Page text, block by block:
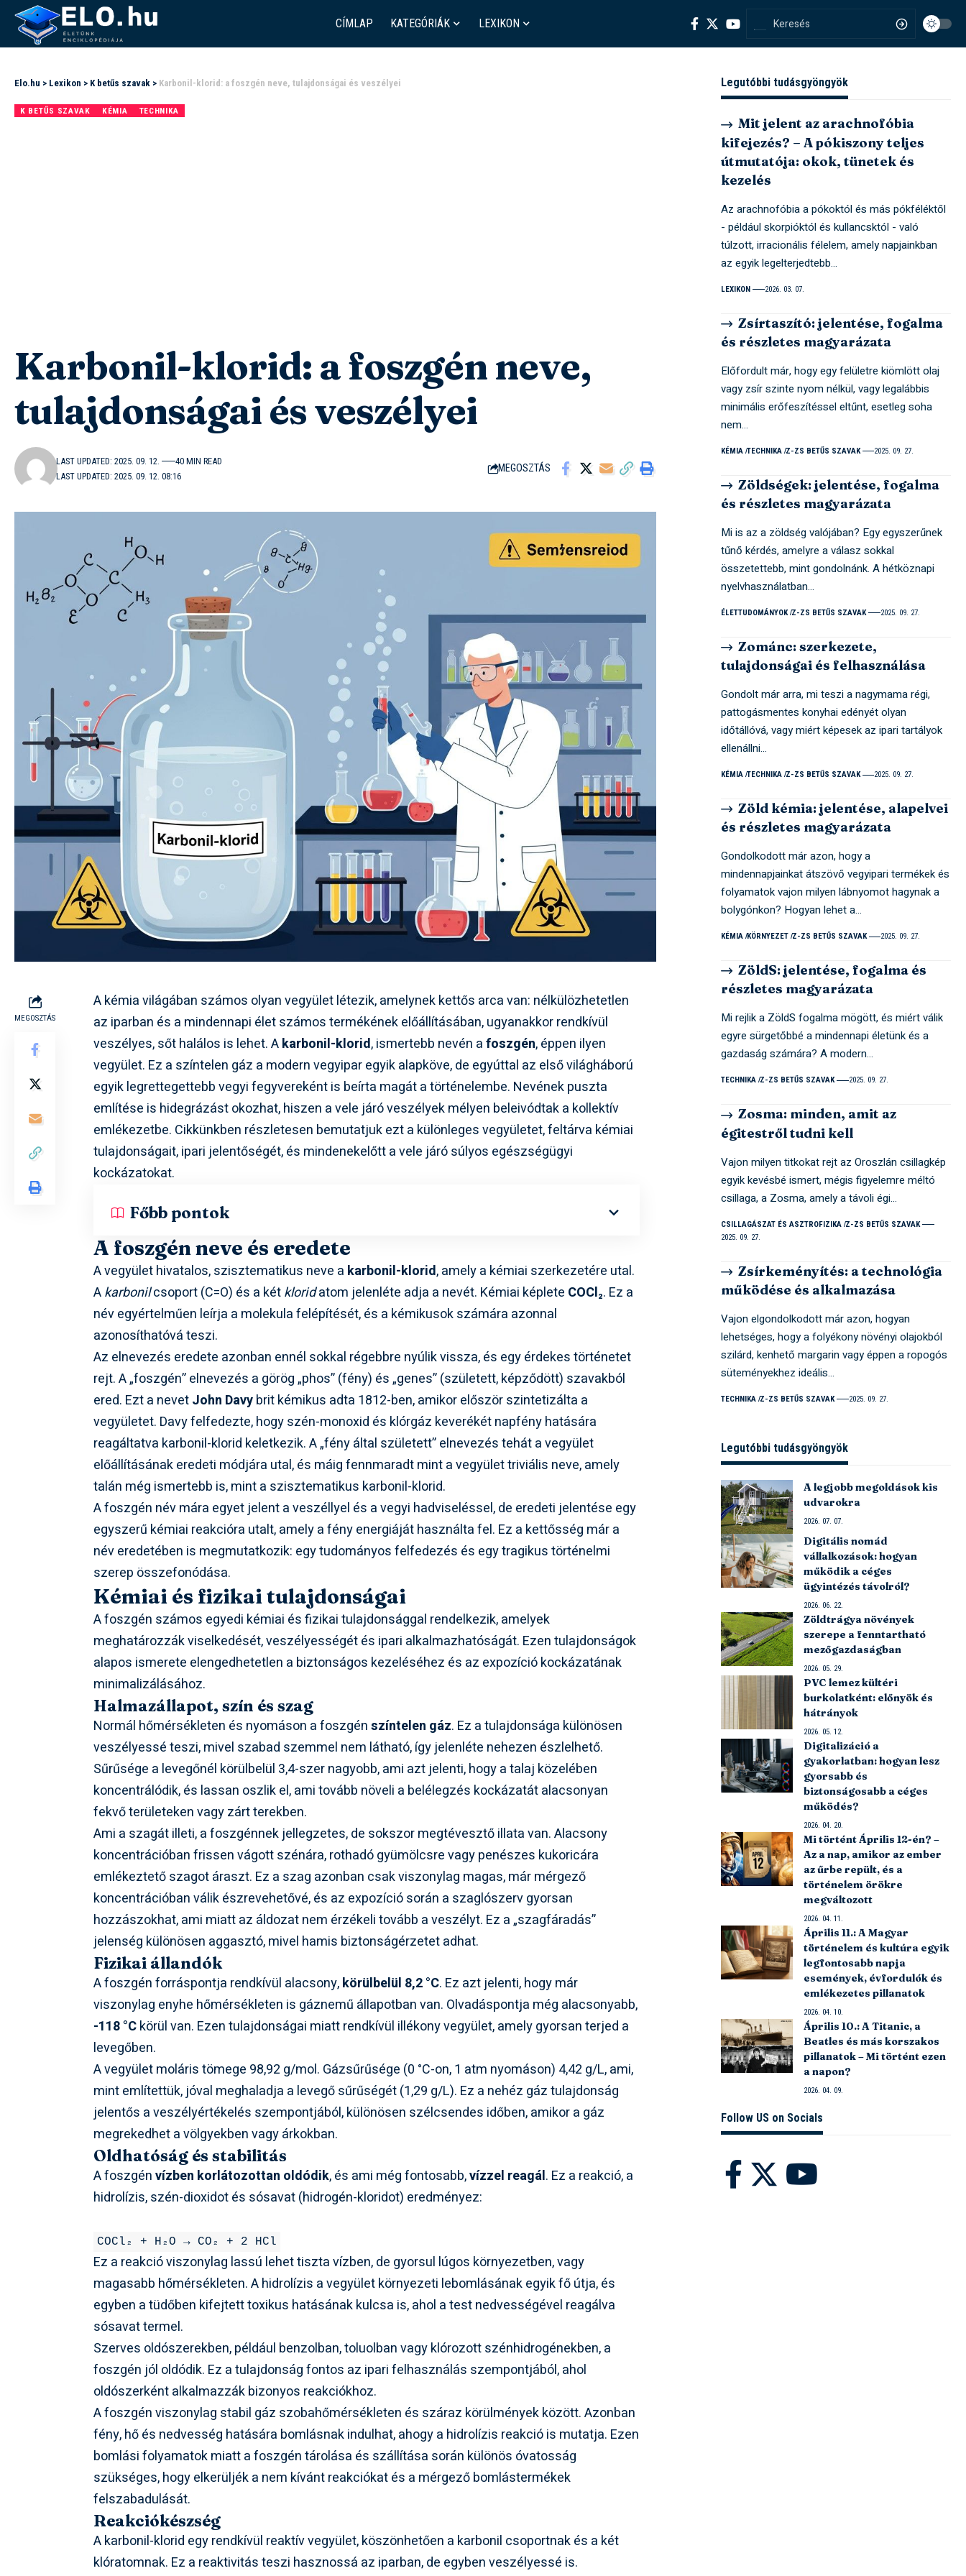
CÍMLAP KATEGÓRIÁK LEXIKON
Elo.hu > Lexikon > K betűs szavak > Karbonil-klorid: a foszgén neve, tulajdonságai és veszélyei
K BETŰS SZAVAK KÉMIA TECHNIKA
Karbonil-klorid: a foszgén neve,
tulajdonságai és veszélyei
LAST UPDATED: 2025. 09. 12. 08:16
LAST UPDATED: 2025. 09. 12. 40 MIN READ
MEGOSZTÁS
MEGOSZTÁS
A kémia világában számos olyan vegyület létezik, amelynek kettős arca van: nélkülözhetetlen
az iparban és a mindennapi élet számos termékének előállításában, ugyanakkor rendkívül
veszélyes, sőt halálos is lehet. Akarbonil-klorid, ismertebb nevén afoszgén, éppen ilyen
vegyület. Ez a színtelen gáz a modern vegyipar egyik alapköve, de egyúttal az első világháború
egyik legrettegettebb vegyi fegyvereként is beírta magát a történelembe. Nevének puszta
említése is hidegrázást okozhat, hiszen a vele járó veszélyek mélyen beleivódtak a kollektív
emlékezetbe. Cikkünkben részletesen bemutatjuk ezt a különleges vegyületet, feltárva kémiai
tulajdonságait, ipari jelentőségét, és mindenekelőtt a vele járó súlyos egészségügyi
kockázatokat.
Főbb pontok
A foszgén neve és eredete
A vegyület hivatalos, szisztematikus neve a karbonil-klorid, amely a kémiai szerkezetére utal.
Akarbonilcsoport (C=O) és a kétkloridatom jelenléte adja a nevét. Kémiai képlete COCl₂. Ez a
név egyértelműen leírja a molekula felépítését, és a kémikusok számára azonnal
azonosíthatóvá teszi.
Az elnevezés eredete azonban ennél sokkal régebbre nyúlik vissza, és egy érdekes történetet
rejt. A „foszgén” elnevezés a görög „phos” (fény) és „genes” (született, képződött) szavakból
ered. Ezt a nevetJohn Davybrit kémikus adta 1812-ben, amikor először szintetizálta a
vegyületet. Davy felfedezte, hogy szén-monoxid és klórgáz keverékét napfény hatására
reagáltatva karbonil-klorid keletkezik. A „fény által született” elnevezés tehát a vegyület
előállításának eredeti módjára utal, és máig fennmaradt mint a vegyület triviális neve, amely
talán még ismertebb is, mint a szisztematikus karbonil-klorid.
A foszgén név mára egyet jelent a veszéllyel és a vegyi hadviseléssel, de eredeti jelentése egy
egyszerű kémiai reakcióra utalt, amely a fény energiáját használta fel. Ez a kettősség már a
név eredetében is megmutatkozik: egy tudományos felfedezés és egy tragikus történelmi
szerep összefonódása.
Kémiai és fizikai tulajdonságai
A foszgén számos egyedi kémiai és fizikai tulajdonsággal rendelkezik, amelyek
meghatározzák viselkedését, veszélyességét és ipari alkalmazhatóságát. Ezen tulajdonságok
alapos ismerete elengedhetetlen a biztonságos kezeléséhez és az expozíció kockázatának
minimalizálásához.
Halmazállapot, szín és szag
Normál hőmérsékleten és nyomáson a foszgénszíntelen gáz. Ez a tulajdonsága különösen
veszélyessé teszi, mivel szabad szemmel nem látható, így jelenléte nehezen észlelhető.
Sűrűsége a levegőnél körülbelül 3,4-szer nagyobb, ami azt jelenti, hogy a talaj közelében
koncentrálódik, és lassan oszlik el, ami tovább növeli a belélegzés kockázatát alacsonyan
fekvő területeken vagy zárt terekben.
Ami a szagát illeti, a foszgénnek jellegzetes, de sokszor megtévesztő illata van. Alacsony
koncentrációban frissen vágott szénára, rothadó gyümölcsre vagy penészes kukoricára
emlékeztető szagot áraszt. Ez a szag azonban csak viszonylag magas, már mérgező
koncentrációban válik észrevehetővé, és az expozíció során a szaglószerv gyorsan
hozzászokhat, ami miatt az áldozat nem érzékeli tovább a veszélyt. Ez a „szagfáradás”
jelenség különösen aggasztó, mivel hamis biztonságérzetet adhat.
Fizikai állandók
A foszgén forráspontja rendkívül alacsony,körülbelül 8,2 °C. Ez azt jelenti, hogy már
viszonylag enyhe hőmérsékleten is gáznemű állapotban van. Olvadáspontja még alacsonyabb,
-118 °Ckörül van. Ezen tulajdonságai miatt rendkívül illékony vegyület, amely gyorsan terjed a
levegőben.
A vegyület moláris tömege 98,92 g/mol. Gázsűrűsége (0 °C-on, 1 atm nyomáson) 4,42 g/L, ami,
mint említettük, jóval meghaladja a levegő sűrűségét (1,29 g/L). Ez a nehéz gáz tulajdonság
jelentős a veszélyértékelés szempontjából, különösen szélcsendes időben, amikor a gáz
megrekedhet a völgyekben vagy árkokban.
Oldhatóság és stabilitás
A foszgénvízben korlátozottan oldódik, és ami még fontosabb,vízzel reagál. Ez a reakció, a
hidrolízis, szén-dioxidot és sósavat (hidrogén-kloridot) eredményez:
COCl₂ + H₂O → CO₂ + 2 HCl
Ez a reakció viszonylag lassú lehet tiszta vízben, de gyorsul lúgos környezetben, vagy
magasabb hőmérsékleten. A hidrolízis a vegyület környezeti lebomlásának egyik fő útja, és
egyben a tüdőben kifejtett toxikus hatásának kulcsa is, ahol a test nedvességével reagálva
sósavat termel.
Szerves oldószerekben, például benzolban, toluolban vagy klórozott szénhidrogénekben, a
foszgén jól oldódik. Ez a tulajdonság fontos az ipari felhasználás szempontjából, ahol
oldószerként alkalmazzák bizonyos reakciókhoz.
A foszgén viszonylag stabil gáz szobahőmérsékleten és száraz körülmények között. Azonban
fény, hő és nedvesség hatására bomlásnak indulhat, ahogy a hidrolízis reakció is mutatja. Ezen
bomlási folyamatok miatt a foszgén tárolása és szállítása során különös óvatosság
szükséges, hogy elkerüljék a nem kívánt reakciókat és a mérgező bomlástermékek
felszabadulását.
Reakciókészség
A karbonil-klorid egy rendkívül reaktív vegyület, köszönhetően a karbonil csoportnak és a két
klóratomnak. Ez a reaktivitás teszi hasznossá az iparban, de egyben veszélyessé is.
Legutóbbi tudásgyöngyök
Mit jelent az arachnofóbia
kifejezés? – A pókiszony teljes
útmutatója: okok, tünetek és
kezelés
Az arachnofóbia a pókoktól és más pókféléktől
- például skorpióktól és kullancsktól - való
túlzott, irracionális félelem, amely napjainkban
az egyik legelterjedtebb…
LEXIKON 2026. 03. 07.
Zsírtaszító: jelentése, fogalma
és részletes magyarázata
Előfordult már, hogy egy felületre kiömlött olaj
vagy zsír szinte nyom nélkül, vagy legalábbis
minimális erőfeszítéssel eltűnt, esetleg soha
nem…
KÉMIA TECHNIKA Z-ZS BETŰS SZAVAK 2025. 09. 27.
Zöldségek: jelentése, fogalma
és részletes magyarázata
Mi is az a zöldség valójában? Egy egyszerűnek
tűnő kérdés, amelyre a válasz sokkal
összetettebb, mint gondolnánk. A hétköznapi
nyelvhasználatban…
ÉLETTUDOMÁNYOK Z-ZS BETŰS SZAVAK 2025. 09. 27.
Zománc: szerkezete,
tulajdonságai és felhasználása
Gondolt már arra, mi teszi a nagymama régi,
pattogásmentes konyhai edényét olyan
időtállóvá, vagy miért képesek az ipari tartályok
ellenállni…
KÉMIA TECHNIKA Z-ZS BETŰS SZAVAK 2025. 09. 27.
Zöld kémia: jelentése, alapelvei
és részletes magyarázata
Gondolkodott már azon, hogy a
mindennapjainkat átszövő vegyipari termékek és
folyamatok vajon milyen lábnyomot hagynak a
bolygónkon? Hogyan lehet a…
KÉMIA KÖRNYEZET Z-ZS BETŰS SZAVAK 2025. 09. 27.
ZöldS: jelentése, fogalma és
részletes magyarázata
Mi rejlik a ZöldS fogalma mögött, és miért válik
egyre sürgetőbbé a mindennapi életünk és a
gazdaság számára? A modern…
TECHNIKA Z-ZS BETŰS SZAVAK 2025. 09. 27.
Zosma: minden, amit az
égitestről tudni kell
Vajon milyen titkokat rejt az Oroszlán csillagkép
egyik kevésbé ismert, mégis figyelemre méltó
csillaga, a Zosma, amely a távoli égi…
CSILLAGÁSZAT ÉS ASZTROFIZIKA Z-ZS BETŰS SZAVAK
2025. 09. 27.
Zsírkeményítés: a technológia
működése és alkalmazása
Vajon elgondolkodott már azon, hogyan
lehetséges, hogy a folyékony növényi olajokból
szilárd, kenhető margarin vagy éppen a ropogós
süteményekhez ideális…
TECHNIKA Z-ZS BETŰS SZAVAK 2025. 09. 27.
Legutóbbi tudásgyöngyök
A legjobb megoldások kis
udvarokra
2026. 07. 07.
Digitális nomád
vállalkozások: hogyan
működik a céges
ügyintézés távolról?
2026. 06. 22.
Zöldtrágya növények
szerepe a fenntartható
mezőgazdaságban
2026. 05. 29.
PVC lemez kültéri
burkolatként: előnyök és
hátrányok
2026. 05. 12.
Digitalizáció a
gyakorlatban: hogyan lesz
gyorsabb és
biztonságosabb a céges
működés?
2026. 04. 20.
Mi történt Április 12-én? –
Az a nap, amikor az ember
az űrbe repült, és a
történelem örökre
megváltozott
2026. 04. 11.
Április 11.: A Magyar
történelem és kultúra egyik
legfontosabb napja
események, évfordulók és
emlékezetes pillanatok
2026. 04. 10.
Április 10.: A Titanic, a
Beatles és más korszakos
pillanatok – Mi történt ezen
a napon?
2026. 04. 09.
Follow US on Socials